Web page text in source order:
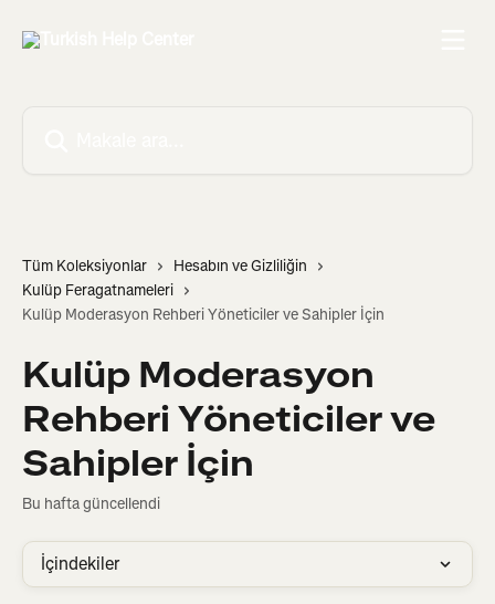
Tüm Koleksiyonlar
Hesabın ve Gizliliğin
Kulüp Feragatnameleri
Kulüp Moderasyon Rehberi Yöneticiler ve Sahipler İçin
Kulüp Moderasyon
Rehberi Yöneticiler ve
Sahipler İçin
Bu hafta güncellendi
İçindekiler